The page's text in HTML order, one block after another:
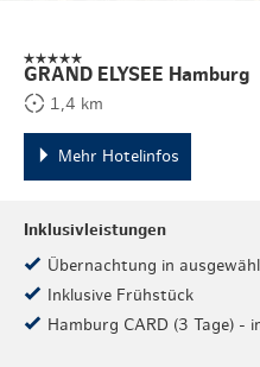
GRAND ELYSEE Hamburg
1,4 km
Mehr Hotelinfos
Inklusivleistungen
Übernachtung in
Inklusive Frühstück
Hamburg CARD (3 Tage) -